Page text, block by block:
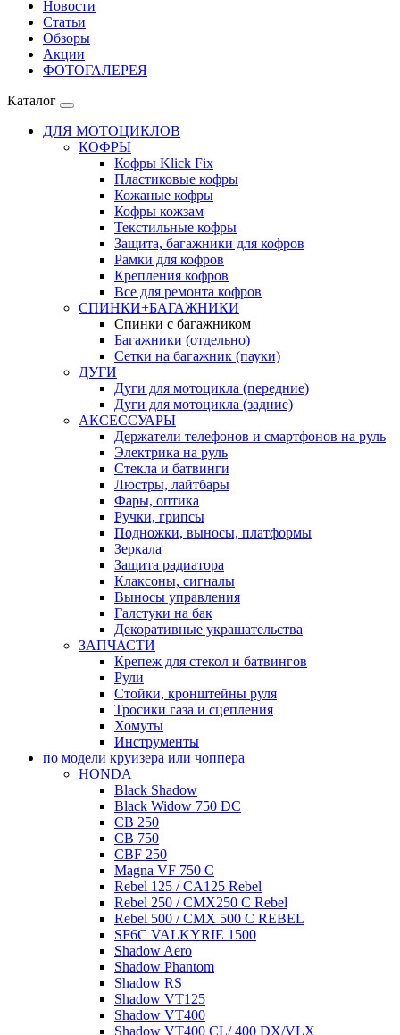
Новости
Статьи
Обзоры
Акции
ФОТОГАЛЕРЕЯ
Каталог
ДЛЯ МОТОЦИКЛОВ
КОФРЫ
Кофры Klick Fix
Пластиковые кофры
Кожаные кофры
Кофры кожзам
Текстильные кофры
Защита, багажники для кофров
Рамки для кофров
Крепления кофров
Все для ремонта кофров
СПИНКИ+БАГАЖНИКИ
Спинки с багажником
Багажники (отдельно)
Сетки на багажник (пауки)
ДУГИ
Дуги для мотоцикла (передние)
Дуги для мотоцикла (задние)
АКСЕССУАРЫ
Держатели телефонов и смартфонов на руль
Электрика на руль
Стекла и батвинги
Люстры, лайтбары
Фары, оптика
Ручки, грипсы
Подножки, выносы, платформы
Зеркала
Защита радиатора
Клаксоны, сигналы
Выносы управления
Галстуки на бак
Декоративные украшательства
ЗАПЧАСТИ
Крепеж для стекол и батвингов
Рули
Стойки, кронштейны руля
Тросики газа и сцепления
Хомуты
Инструменты
по модели круизера или чоппера
HONDA
Black Shadow
Black Widow 750 DC
CB 250
CB 750
CBF 250
Magna VF 750 C
Rebel 125 / CA125 Rebel
Rebel 250 / CMX250 C Rebel
Rebel 500 / CMX 500 C REBEL
SF6C VALKYRIE 1500
Shadow Aero
Shadow Phantom
Shadow RS
Shadow VT125
Shadow VT400
Shadow VT400 CL/ 400 DX/VLX